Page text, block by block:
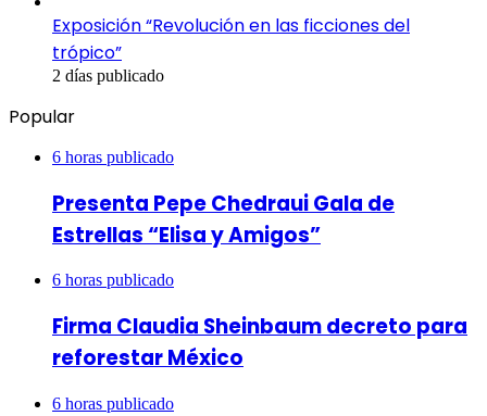
Exposición “Revolución en las ficciones del
trópico”
2 días publicado
Popular
6 horas publicado
Presenta Pepe Chedraui Gala de
Estrellas “Elisa y Amigos”
6 horas publicado
Firma Claudia Sheinbaum decreto para
reforestar México
6 horas publicado